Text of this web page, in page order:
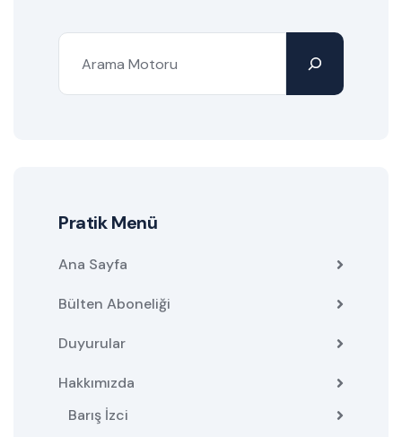
Pratik Menü
Ana Sayfa
Bülten Aboneliği
Duyurular
Hakkımızda
Barış İzci